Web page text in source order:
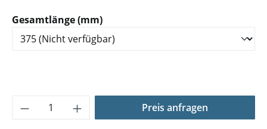
Gesamtlänge (mm)auswählen
Produkt Anzahl: Gib den gewünschten
Preis anfragen